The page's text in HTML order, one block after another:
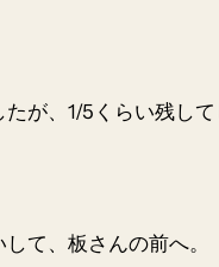
が、1/5くらい残し
て、板さんの前へ。